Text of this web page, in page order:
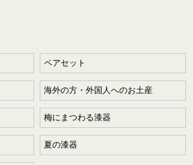
ペアセット
海外の方・外国人へのお土産
梅にまつわる漆器
夏の漆器